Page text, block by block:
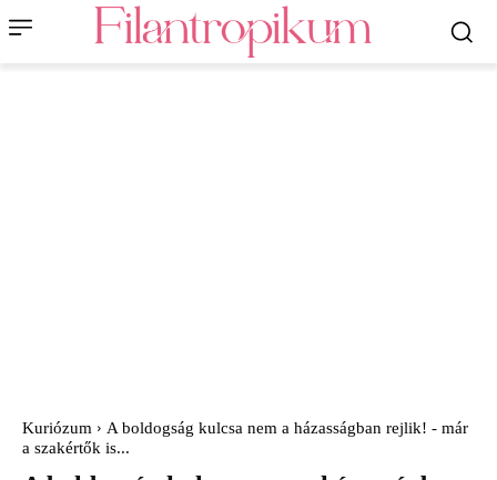
Kuriózum
A boldogság kulcsa nem a házasságban rejlik! - már
a szakértők is...